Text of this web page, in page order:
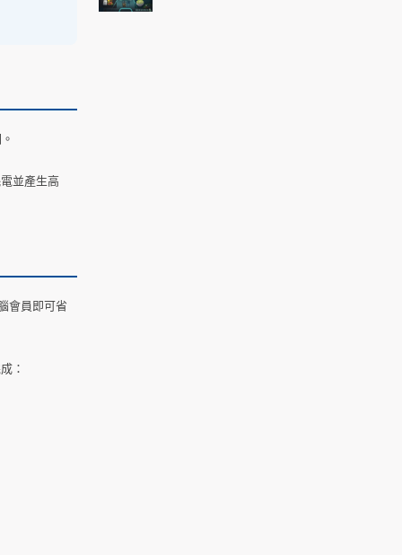
並產生高
會員即可省
：